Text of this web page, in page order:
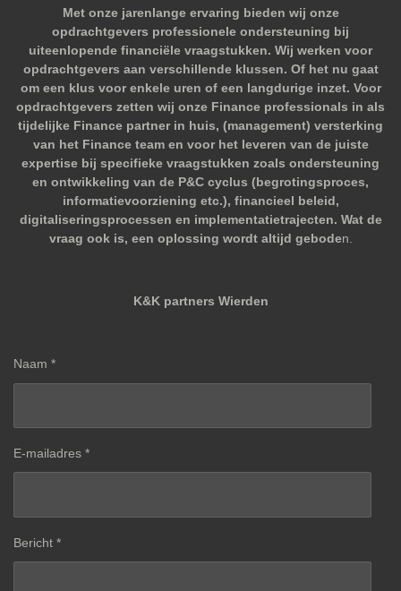
Met onze jarenlange ervaring bieden wij onze
opdrachtgevers professionele ondersteuning bij
uiteenlopende financiële vraagstukken. Wij werken voor
opdrachtgevers aan verschillende klussen. Of het nu gaat
om een klus voor enkele uren of een langdurige inzet. Voor
opdrachtgevers zetten wij onze Finance professionals in als
tijdelijke Finance partner in huis, (management) versterking
van het Finance team en voor het leveren van de juiste
expertise bij specifieke vraagstukken zoals ondersteuning
en ontwikkeling van de P&C cyclus (begrotingsproces,
informatievoorziening etc.), financieel beleid,
digitaliseringsprocessen en implementatietrajecten. Wat de
vraag ook is, een oplossing wordt altijd geboden.
K&K partners Wierden
Naam *
E-mailadres *
Bericht *